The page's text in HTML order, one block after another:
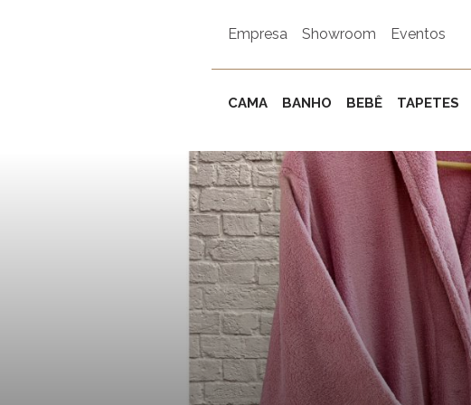
Empresa Showroom Eventos
CAMA BANHO BEBÊ TAPETES